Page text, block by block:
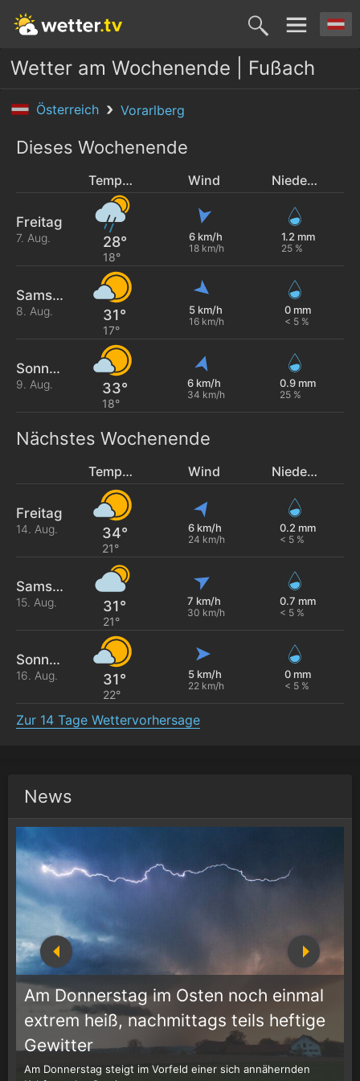
Wetter am Wochenende | Fußach
Österreich Vorarlberg
Dieses Wochenende
Temperatur Wind Niederschlag
Freitag
7. Aug. 28°
18°
6 km/h
18 km/h
1.2 mm
25 %
Samstag
8. Aug. 31°
17°
5 km/h
16 km/h
0 mm
< 5 %
Sonntag
9. Aug. 33°
18°
6 km/h
34 km/h
0.9 mm
25 %
Nächstes Wochenende
Temperatur Wind Niederschlag
Freitag
14. Aug. 34°
21°
6 km/h
24 km/h
0.2 mm
< 5 %
Samstag
15. Aug. 31°
21°
7 km/h
30 km/h
0.7 mm
< 5 %
Sonntag
16. Aug. 31°
22°
5 km/h
22 km/h
0 mm
< 5 %
Zur 14 Tage Wettervorhersage
News
Am Donnerstag im Osten noch einmal
extrem heiß, nachmittags teils heftige
Gewitter
Am Donnerstag steigt im Vorfeld einer sich annähernden